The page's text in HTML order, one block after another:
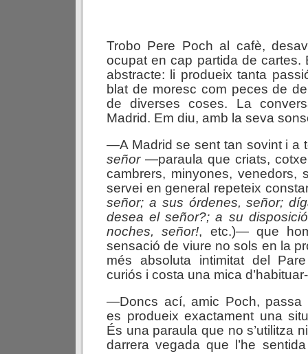
Trobo Pere Poch al cafè,
ocupat en cap partida de cartes.
abstracte: li produeix tanta
blat de moresc com peces de
de diverses coses. La
Madrid. Em diu, amb la seva
—A Madrid se sent tan sovint i a
señor—paraula que criats,
cambrers, minyones, venedors,
servei en general repeteix
señor; a sus órdenes, señor;
desea el señor?; a su
noches, señor!, etc.)— que
sensació de viure no sols en la
més absoluta intimitat del
curiós i costa una mica
—Doncs ací, amic Poch, passa
es produeix exactament una
És una paraula que no s’utilitza
darrera vegada que l’he